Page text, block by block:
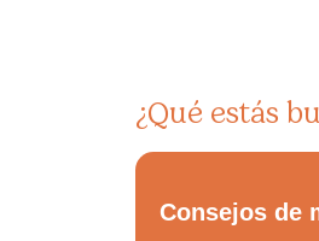
¿Qué estás
Consejos de